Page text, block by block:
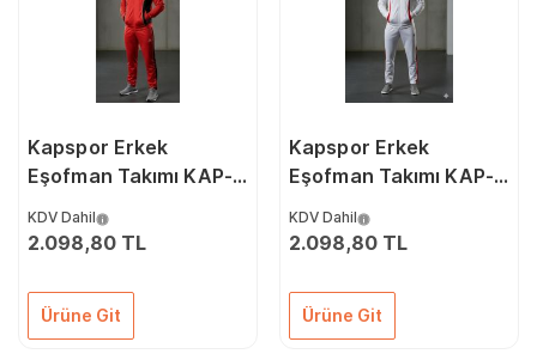
Kapspor Erkek
Eşofman Takımı KAP-
KDV Dahil
2.098,80 TL
Ürüne Git
Kapspor Erkek
Eşofman Takımı KAP-
KDV Dahil
2.098,80 TL
Ürüne Git